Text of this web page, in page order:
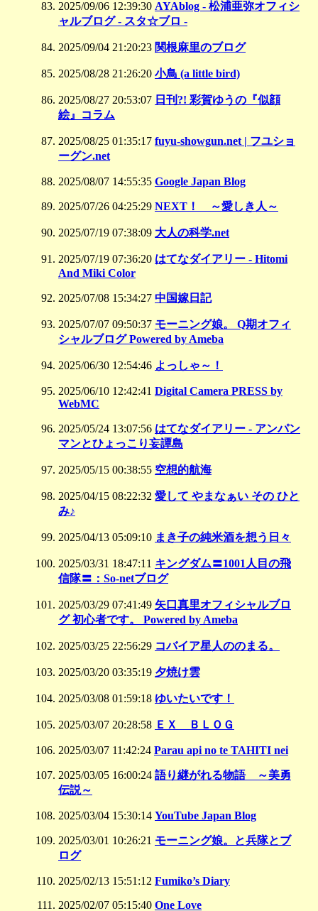
2025/09/06 12:39:30 AYAblog - 松浦亜弥オフィシ
ャルブログ - スタ☆ブロ -
2025/09/04 21:20:23 関根麻里のブログ
2025/08/28 21:26:20 小鳥 (a little bird)
2025/08/27 20:53:07 日刊?! 彩賀ゆうの『似顔
絵』コラム
2025/08/25 01:35:17 fuyu-showgun.net | フユショ
ーグン.net
2025/08/07 14:55:35 Google Japan Blog
2025/07/26 04:25:29 NEXT！ ～愛しき人～
2025/07/19 07:38:09 大人の科学.net
2025/07/19 07:36:20 はてなダイアリー - Hitomi
And Miki Color
2025/07/08 15:34:27 中国嫁日記
2025/07/07 09:50:37 モーニング娘。 Q期オフィ
シャルブログ Powered by Ameba
2025/06/30 12:54:46 よっしゃ～！
2025/06/10 12:42:41 Digital Camera PRESS by
WebMC
2025/05/24 13:07:56 はてなダイアリー - アンパン
マンとひょっこり妄譚島
2025/05/15 00:38:55 空想的航海
2025/04/15 08:22:32 愛して やまなぁい その ひと
み♪
2025/04/13 05:09:10 まき子の純米酒を想う日々
2025/03/31 18:47:11 キングダム〓1001人目の飛
信隊〓：So-netブログ
2025/03/29 07:41:49 矢口真里オフィシャルブロ
グ 初心者です。 Powered by Ameba
2025/03/25 22:56:29 コバイア星人ののまる。
2025/03/20 03:35:19 夕焼け雲
2025/03/08 01:59:18 ゆいたいです！
2025/03/07 20:28:58 ＥＸ ＢＬＯＧ
2025/03/07 11:42:24 Parau api no te TAHITI nei
2025/03/05 16:00:24 語り継がれる物語 ～美勇
伝説～
2025/03/04 15:30:14 YouTube Japan Blog
2025/03/01 10:26:21 モーニング娘。と兵隊とブ
ログ
2025/02/13 15:51:12 Fumiko’s Diary
2025/02/07 05:15:40 One Love